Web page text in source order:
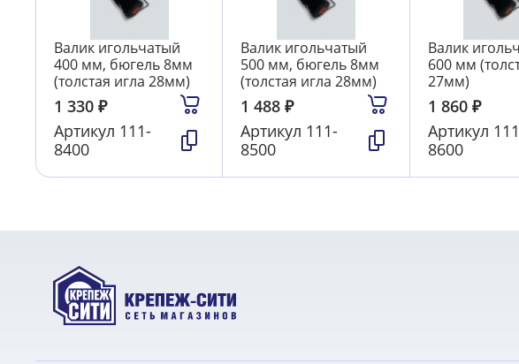
Валик игольчатый
400 мм, бюгель 8мм
(толстая игла 28мм)
1 330 ₽
Артикул 111-
8400
Валик игольчатый
500 мм, бюгель 8мм
(толстая игла 28мм)
1 488₽
Артикул 111-
8500
Валик
600 мм
27мм)
1 860 ₽
Артикул
8600